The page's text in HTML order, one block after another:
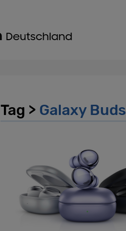
Tag > Galaxy Buds